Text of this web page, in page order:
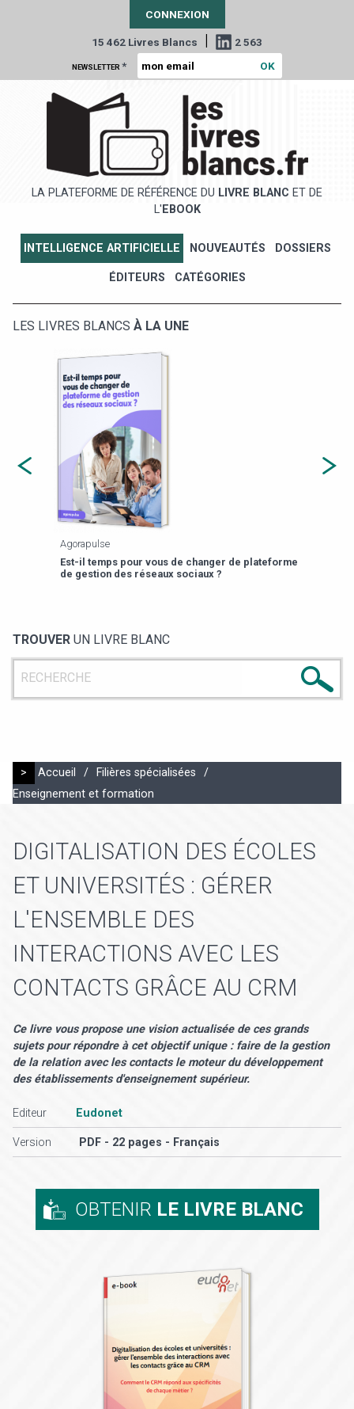
CONNEXION
15 462 Livres Blancs | 2 563
NEWSLETTER *
LA PLATEFORME DE RÉFÉRENCE DU LIVRE BLANC ET DE
L' EBOOK
INTELLIGENCE ARTIFICIELLE NOUVEAUTÉS DOSSIERS
ÉDITEURS CATÉGORIES
LES LIVRES BLANCS À LA UNE
Agorapulse
Est-il temps pour vous de changer de plateforme
de gestion des réseaux sociaux ?
TROUVER UN LIVRE BLANC
> Accueil / Filières spécialisées
/
Enseignement et formation
DIGITALISATION DES ÉCOLES
ET UNIVERSITÉS : GÉRER
L'ENSEMBLE DES
INTERACTIONS AVEC LES
CONTACTS GRÂCE AU CRM
Ce livre vous propose une vision actualisée de ces grands
sujets pour répondre à cet objectif unique : faire de la gestion
de la relation avec les contacts le moteur du développement
des établissements d'enseignement supérieur.
Editeur Eudonet
Version PDF - 22 pages - Français
OBTENIR LE LIVRE BLANC